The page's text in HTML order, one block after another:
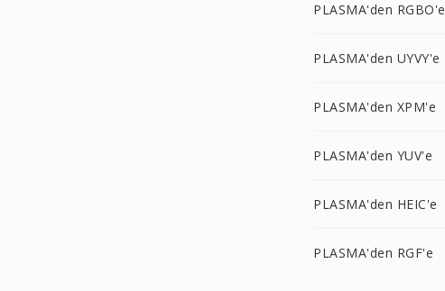
PLASMA'den RGBO'e
PLASMA'den UYVY'e
PLASMA'den XPM'e
PLASMA'den YUV'e
PLASMA'den HEIC'e
PLASMA'den RGF'e